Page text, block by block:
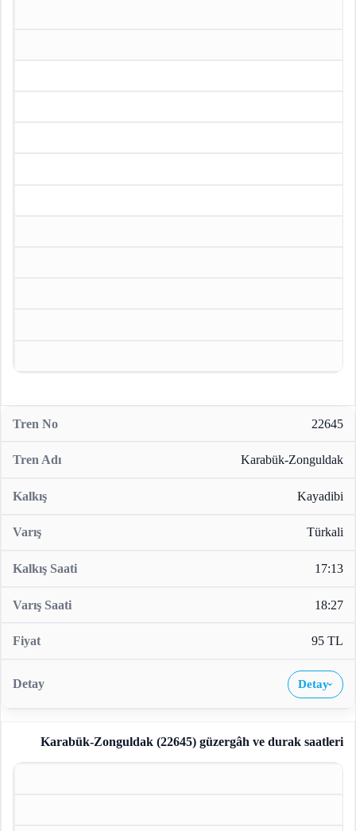
22645
Karabük-Zonguldak
Kayadibi
Türkali
17:13
18:27
95 TL
Detay›
Karabük-Zonguldak (22645)güzergâh ve durak saatleri